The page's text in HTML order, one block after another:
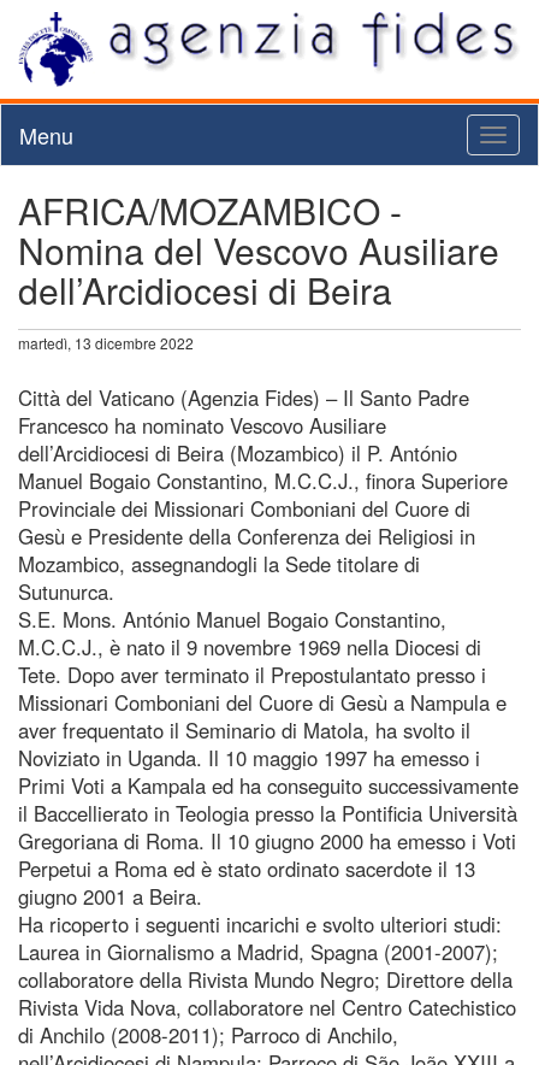
Menu
AFRICA/MOZAMBICO -
Nomina del Vescovo Ausiliare
dell’Arcidiocesi di Beira
martedì, 13 dicembre 2022
Città del Vaticano (Agenzia Fides) – Il Santo Padre
Francesco ha nominato Vescovo Ausiliare
dell’Arcidiocesi di Beira (Mozambico) il P. António
Manuel Bogaio Constantino, M.C.C.J., finora Superiore
Provinciale dei Missionari Comboniani del Cuore di
Gesù e Presidente della Conferenza dei Religiosi in
Mozambico, assegnandogli la Sede titolare di
Sutunurca.
S.E. Mons. António Manuel Bogaio Constantino,
M.C.C.J., è nato il 9 novembre 1969 nella Diocesi di
Tete. Dopo aver terminato il Prepostulantato presso i
Missionari Comboniani del Cuore di Gesù a Nampula e
aver frequentato il Seminario di Matola, ha svolto il
Noviziato in Uganda. Il 10 maggio 1997 ha emesso i
Primi Voti a Kampala ed ha conseguito successivamente
il Baccellierato in Teologia presso la Pontificia Università
Gregoriana di Roma. Il 10 giugno 2000 ha emesso i Voti
Perpetui a Roma ed è stato ordinato sacerdote il 13
giugno 2001 a Beira.
Ha ricoperto i seguenti incarichi e svolto ulteriori studi:
Laurea in Giornalismo a Madrid, Spagna (2001-2007);
collaboratore della Rivista Mundo Negro; Direttore della
Rivista Vida Nova, collaboratore nel Centro Catechistico
di Anchilo (2008-2011); Parroco di Anchilo,